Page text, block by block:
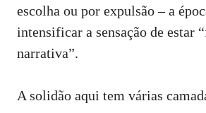
escolha ou por expulsão – a
intensificar a sensação de estar
narrativa”.
A solidão aqui tem várias